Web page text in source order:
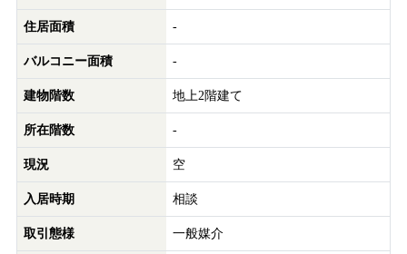
住居面積 -
バルコニー面積 -
建物階数 地上2階建て
所在階数 -
現況 空
入居時期 相談
取引態様 一般媒介